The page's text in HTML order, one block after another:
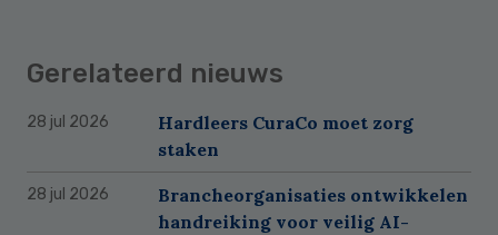
Gerelateerd nieuws
28 jul 2026
Hardleers CuraCo moet zorg
staken
28 jul 2026
Brancheorganisaties ontwikkelen
handreiking voor veilig AI-